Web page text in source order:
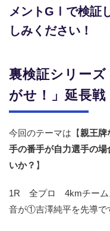
車券は20歳になって
談
メントGⅠで検証
しみください！
裏検証シリー
がせ！」延長戦
今回のテーマは【親王牌
手の番手が自力選手の
いか？ 】
1R 全プロ 4kmチーム
音が①吉澤純平を先導で